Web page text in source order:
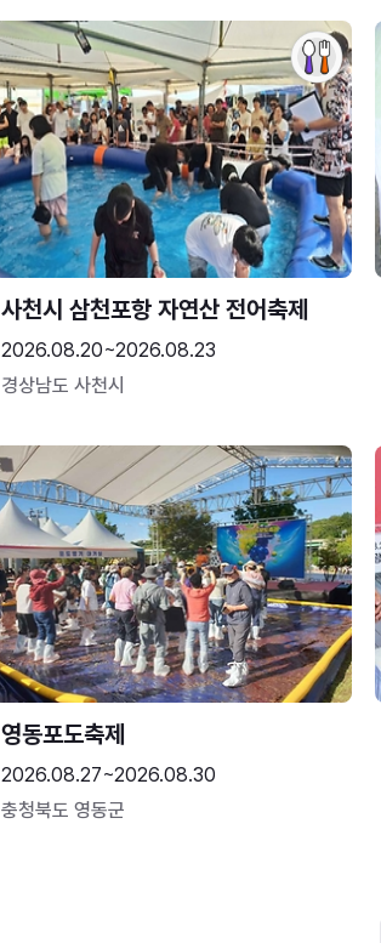
사천시 삼천포항 자연산 전어축제
2026.08.20~2026.08.23
경상남도 사천시
영동포도축제
2026.08.27~2026.08.30
충청북도 영동군